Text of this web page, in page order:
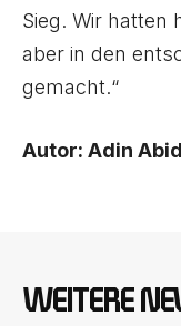
Sieg. Wir hatten
aber in den
gemacht.“
Autor: Adin
WEITERE